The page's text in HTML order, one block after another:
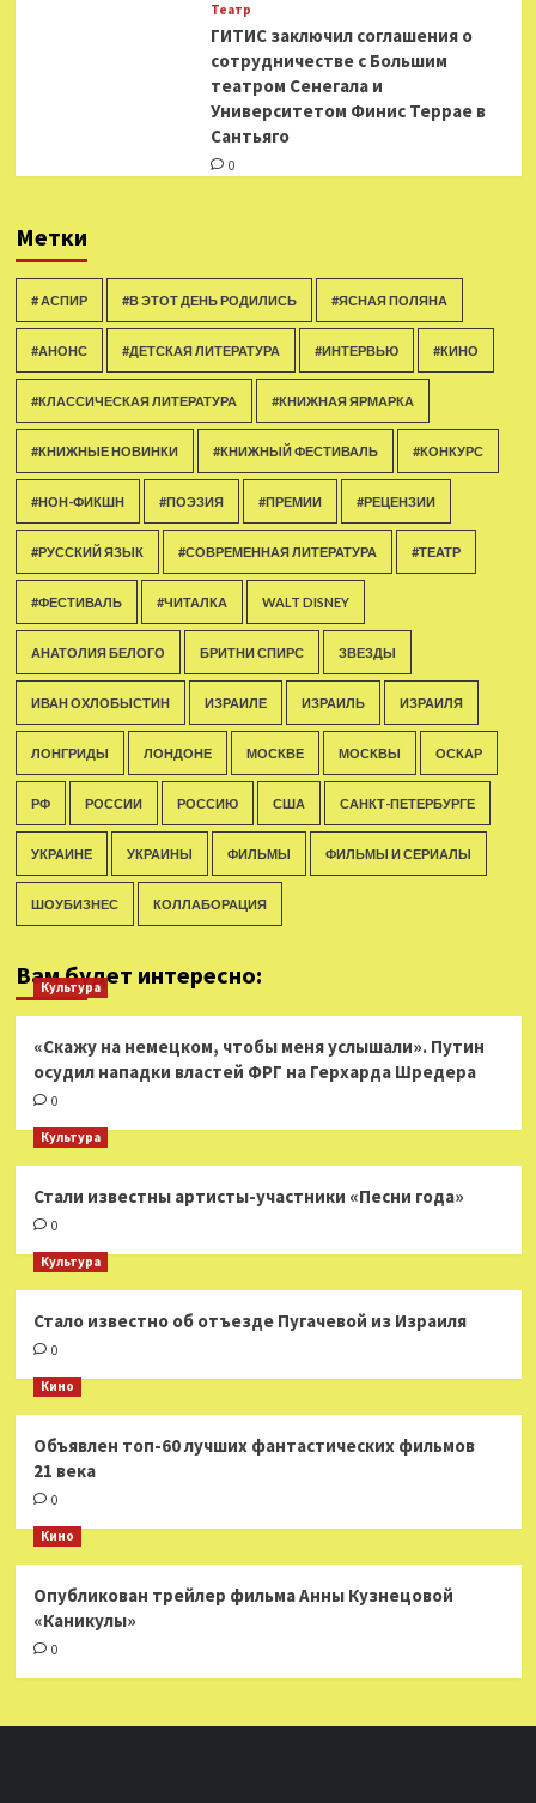
Театр
ГИТИС заключил соглашения о
сотрудничестве с Большим
театром Сенегала и
Университетом Финис Террае в
Сантьяго
0
Метки
# АСПИР #В ЭТОТ ДЕНЬ РОДИЛИСЬ #ЯСНАЯ ПОЛЯНА
#АНОНС #ДЕТСКАЯ ЛИТЕРАТУРА #ИНТЕРВЬЮ #КИНО
#КЛАССИЧЕСКАЯ ЛИТЕРАТУРА #КНИЖНАЯ ЯРМАРКА
#КНИЖНЫЕ НОВИНКИ #КНИЖНЫЙ ФЕСТИВАЛЬ #КОНКУРС
#НОН-ФИКШН #ПОЭЗИЯ #ПРЕМИИ #РЕЦЕНЗИИ
#РУССКИЙ ЯЗЫК #СОВРЕМЕННАЯ ЛИТЕРАТУРА #ТЕАТР
#ФЕСТИВАЛЬ #ЧИТАЛКА WALT DISNEY
АНАТОЛИЯ БЕЛОГО БРИТНИ СПИРС ЗВЕЗДЫ
ИВАН ОХЛОБЫСТИН ИЗРАИЛЕ ИЗРАИЛЬ ИЗРАИЛЯ
ЛОНГРИДЫ ЛОНДОНЕ МОСКВЕ МОСКВЫ ОСКАР
РФ РОССИИ РОССИЮ США САНКТ-ПЕТЕРБУРГЕ
УКРАИНЕ УКРАИНЫ ФИЛЬМЫ ФИЛЬМЫ И СЕРИАЛЫ
ШОУБИЗНЕС КОЛЛАБОРАЦИЯ
Вам будет интересно:
Культура
«Скажу на немецком, чтобы меня услышали». Путин
осудил нападки властей ФРГ на Герхарда Шредера
0
Культура
Стали известны артисты-участники «Песни года»
0
Культура
Стало известно об отъезде Пугачевой из Израиля
0
Кино
Объявлен топ-60 лучших фантастических фильмов
21 века
0
Кино
Опубликован трейлер фильма Анны Кузнецовой
«Каникулы»
0